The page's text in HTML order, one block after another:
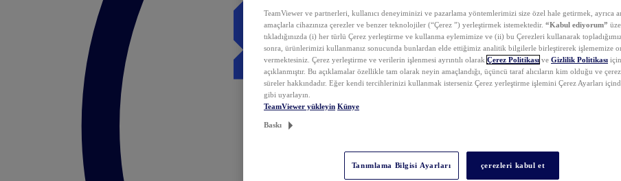
TeamViewer ve partnerleri, kullanıcı deneyiminizi ve pazarlama yöntemlerimizi size özel hale getirmek, ayrıca
amaçlarla cihazınıza çerezler ve benzer teknolojiler (“Çerez ”) yerleştirmek istemektedir. “Kabul ediyorum”
tıkladığınızda (i) her türlü Çerez yerleştirme ve kullanma eylemimize ve (ii) bu Çerezleri kullanarak
sonra, ürünlerimizi kullanmanız sonucunda bunlardan elde ettiğimiz analitik bilgilerle birleştirerek işlememize
vermektesiniz. Çerez yerleştirme ve verilerin işlenmesi ayrıntılı olarak Çerez Politikası ve Gizlilik Politikası
açıklanmıştır. Bu açıklamalar özellikle tam olarak neyin amaçlandığı, üçüncü taraf alıcıların kim olduğu ve
süreler hakkındadır. Eğer kendi tercihlerinizi kullanmak isterseniz Çerez yerleştirme işlemini Çerez Ayarları
gibi uyarlayın.
TeamViewer yükleyin Künye
Baskı
Tanımlama Bilgisi Ayarları çerezleri kabul et